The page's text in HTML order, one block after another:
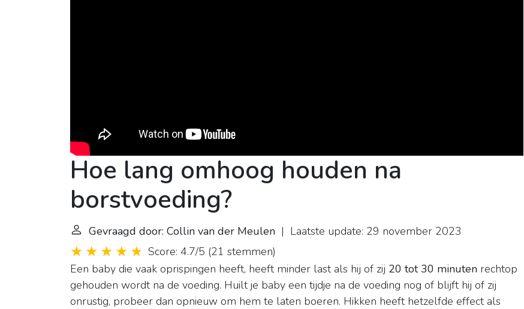
Hoe lang omhoog houden na
borstvoeding?
Gevraagd door: Collin van der Meulen | Laatste update: 29 november 2023
Score: 4.7/5 (21 stemmen)
Een baby die vaak oprispingen heeft, heeft minder last als hij of zij 20 tot 30 minuten rechtop
gehouden wordt na de voeding. Huilt je baby een tijdje na de voeding nog of blijft hij of zij
onrustig, probeer dan opnieuw om hem te laten boeren. Hikken heeft hetzelfde effect als